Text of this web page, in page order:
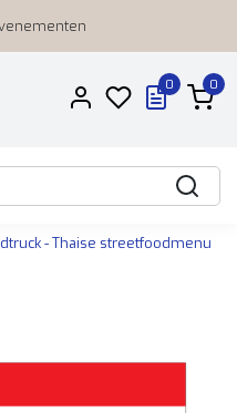
0 0
- Thaise streetfoodmenu